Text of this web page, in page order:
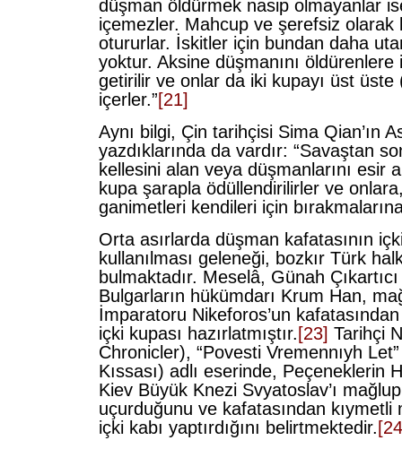
düşman öldürmek nasip olmayanlar
içemezler. Mahcup ve şerefsiz olarak
otururlar. İskitler için bundan daha
yoktur. Aksine düşmanını
getirilir ve onlar da iki kupayı üst üste
içerler.”[21]
Aynı bilgi, Çin tarihçisi Sima Qian’ın
yazdıklarında da vardır: “Savaştan
kellesini alan veya düşmanlarını esir
kupa şarapla ödüllendirilirler ve
ganimetleri kendileri için
Orta asırlarda düşman kafatasının
kullanılması geleneği, bozkır Türk
bulmaktadır. Meselâ, Günah
Bulgarların hükümdarı Krum Han,
İmparatoru Nikeforos’un
içki kupası hazırlatmıştır. [23] Tarihçi
Chronicler), “Povesti Vremennıyh
Kıssası) adlı eserinde, Peçeneklerin
Kiev Büyük Knezi Svyatoslav’ı
uçurduğunu ve kafatasından kıymetli
içki kabı yaptırdığını belirtmektedir.